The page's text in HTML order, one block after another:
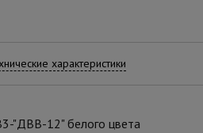
характеристики
"ДВВ-12" белого цвета